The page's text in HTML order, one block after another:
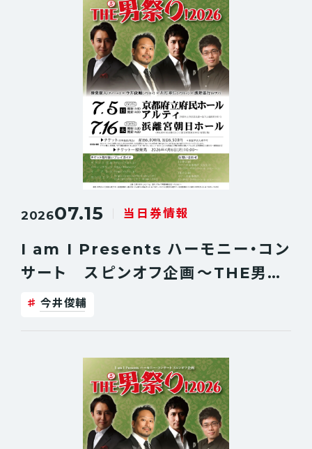
202607.15 当日券情報
I am I Presents ハーモニー・コン
サート スピンオフ企画〜THE男祭
り!2026〜【東京公演】当日券販売決
今井俊輔